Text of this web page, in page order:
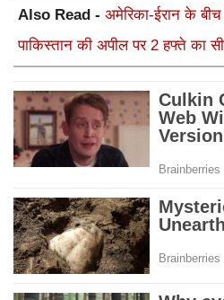
Also Read - अमेरिका-ईरान के
पाकिस्तान की अपील पर 2 हफ्ते का